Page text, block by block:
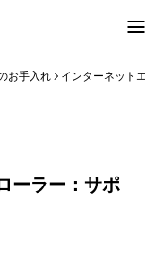
お手入れ インターネットエク
ーラー：サポ